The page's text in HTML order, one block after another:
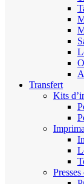
Transfert
Kits